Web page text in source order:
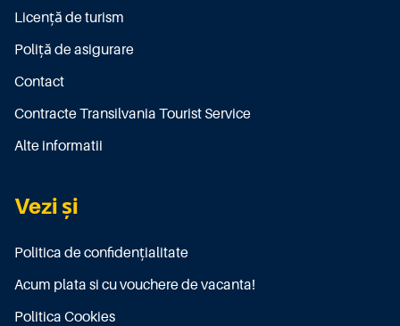
Licenţă de turism
Poliţă de asigurare
Contact
Contracte Transilvania Tourist Service
Alte informatii
Vezi și
Politica de confidențialitate
Acum plata si cu vouchere de vacanta!
Politica Cookies